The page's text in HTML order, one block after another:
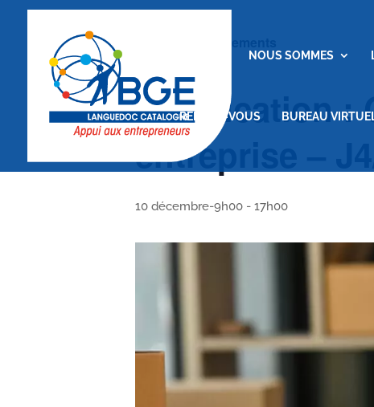
NOUS SOMMES
RENDEZ-VOUS BUREAU
Certification :
entreprise – J4/
10 décembre-9h00 - 17h00